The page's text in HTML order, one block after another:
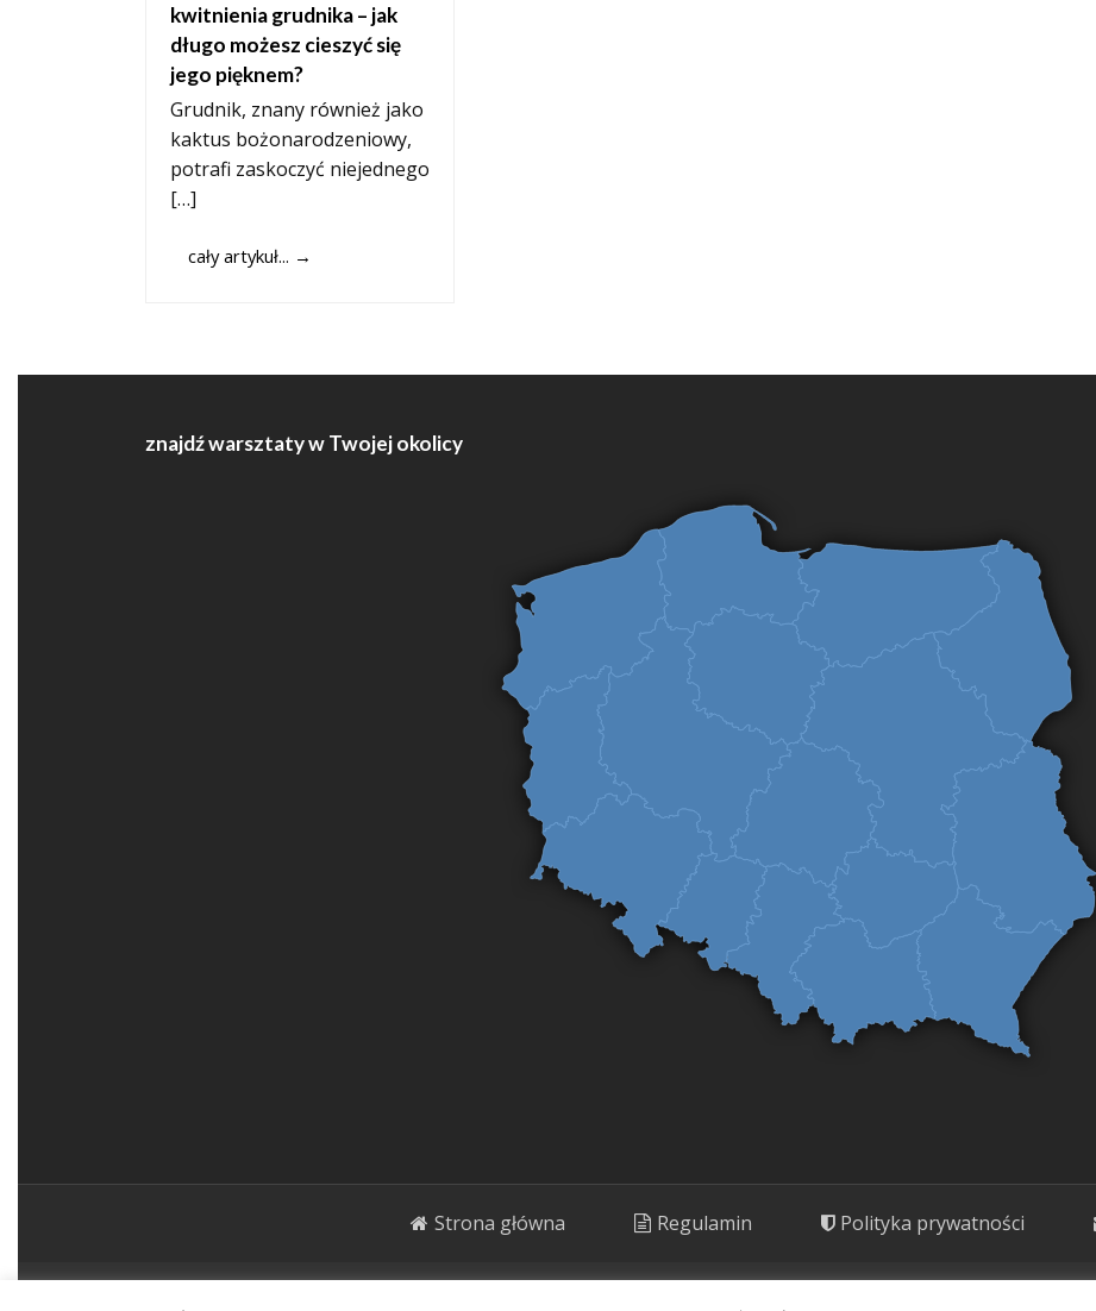
kwitnienia grudnika – jak
długo możesz cieszyć się
jego pięknem?
Grudnik, znany również jako
kaktus bożonarodzeniowy,
potrafi zaskoczyć niejednego
[…]
cały artykuł... →
znajdź warsztaty w Twojej okolicy
Strona główna Regulamin Polityka prywatności
1000roślin.pl Strona ma charakter publicystyczny. Prezentujemy rośliny o potencjale kulinarnym, leczniczym i